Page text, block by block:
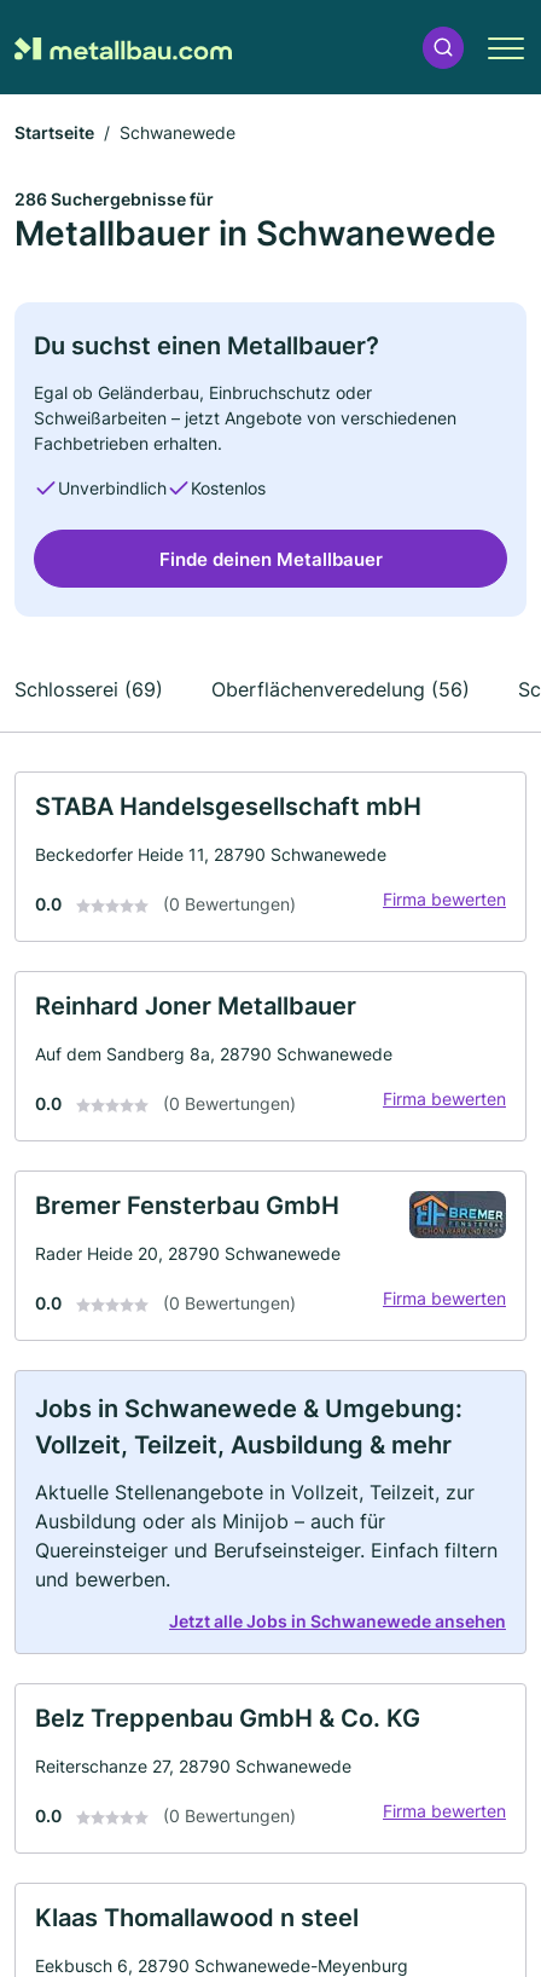
Startseite Schwanewede
286 Suchergebnisse für
Metallbauer in Schwanewede
Du suchst einen Metallbauer?
Egal ob Geländerbau, Einbruchschutz oder
Schweißarbeiten – jetzt Angebote von verschiedenen
Fachbetrieben erhalten.
Unverbindlich Kostenlos
Finde deinen Metallbauer
Schlosserei (69) Oberflächenveredelung (56)
STABA Handelsgesellschaft mbH
Beckedorfer Heide 11, 28790 Schwanewede
0.0 (0 Bewertungen) Firma bewerten
Reinhard Joner Metallbauer
Auf dem Sandberg 8a, 28790 Schwanewede
0.0 (0 Bewertungen) Firma bewerten
Bremer Fensterbau GmbH
Rader Heide 20, 28790 Schwanewede
0.0 (0 Bewertungen) Firma bewerten
Jobs in Schwanewede & Umgebung:
Vollzeit, Teilzeit, Ausbildung & mehr
Aktuelle Stellenangebote in Vollzeit, Teilzeit, zur
Ausbildung oder als Minijob – auch für
Quereinsteiger und Berufseinsteiger. Einfach filtern
und bewerben.
Jetzt alle Jobs in Schwanewede ansehen
Belz Treppenbau GmbH & Co. KG
Reiterschanze 27, 28790 Schwanewede
0.0 (0 Bewertungen) Firma bewerten
Klaas Thomallawood n steel
Eekbusch 6, 28790 Schwanewede-Meyenburg